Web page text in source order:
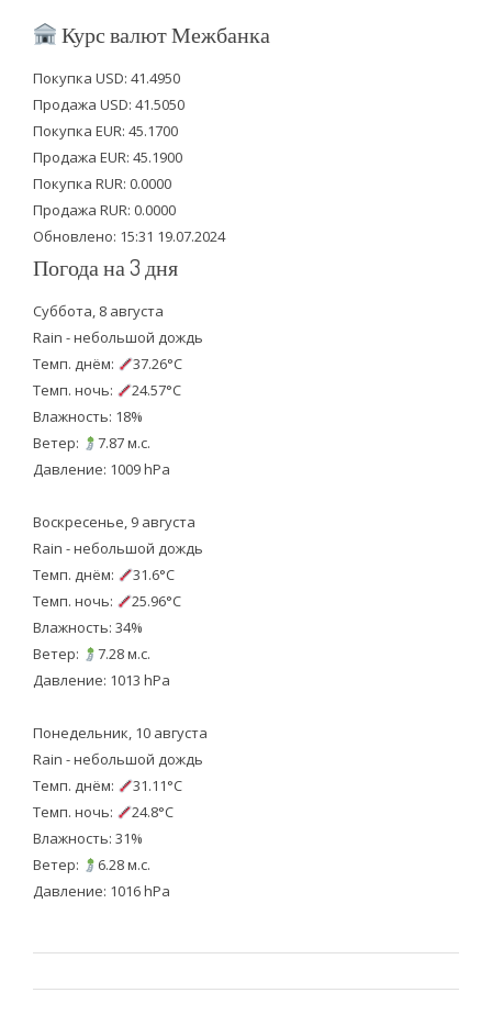
i
t
e
r
c
b
o
o
k
u
u
b
e
Курс валют Межбанка
Покупка USD: 41.4950
Продажа USD: 41.5050
Покупка EUR: 45.1700
Продажа EUR: 45.1900
Покупка RUR: 0.0000
Продажа RUR: 0.0000
Обновлено: 15:31 19.07.2024
Погода на 3 дня
Суббота, 8 августа
Rain - небольшой дождь
Темп. днём:
37.26°C
Темп. ночь:
24.57°C
Влажность: 18%
Ветер:
7.87 м.с.
Давление: 1009 hPa
Воскресенье, 9 августа
Rain - небольшой дождь
Темп. днём:
31.6°C
Темп. ночь:
25.96°C
Влажность: 34%
Ветер:
7.28 м.с.
Давление: 1013 hPa
Понедельник, 10 августа
Rain - небольшой дождь
Темп. днём:
31.11°C
Темп. ночь:
24.8°C
Влажность: 31%
Ветер:
6.28 м.с.
Давление: 1016 hPa